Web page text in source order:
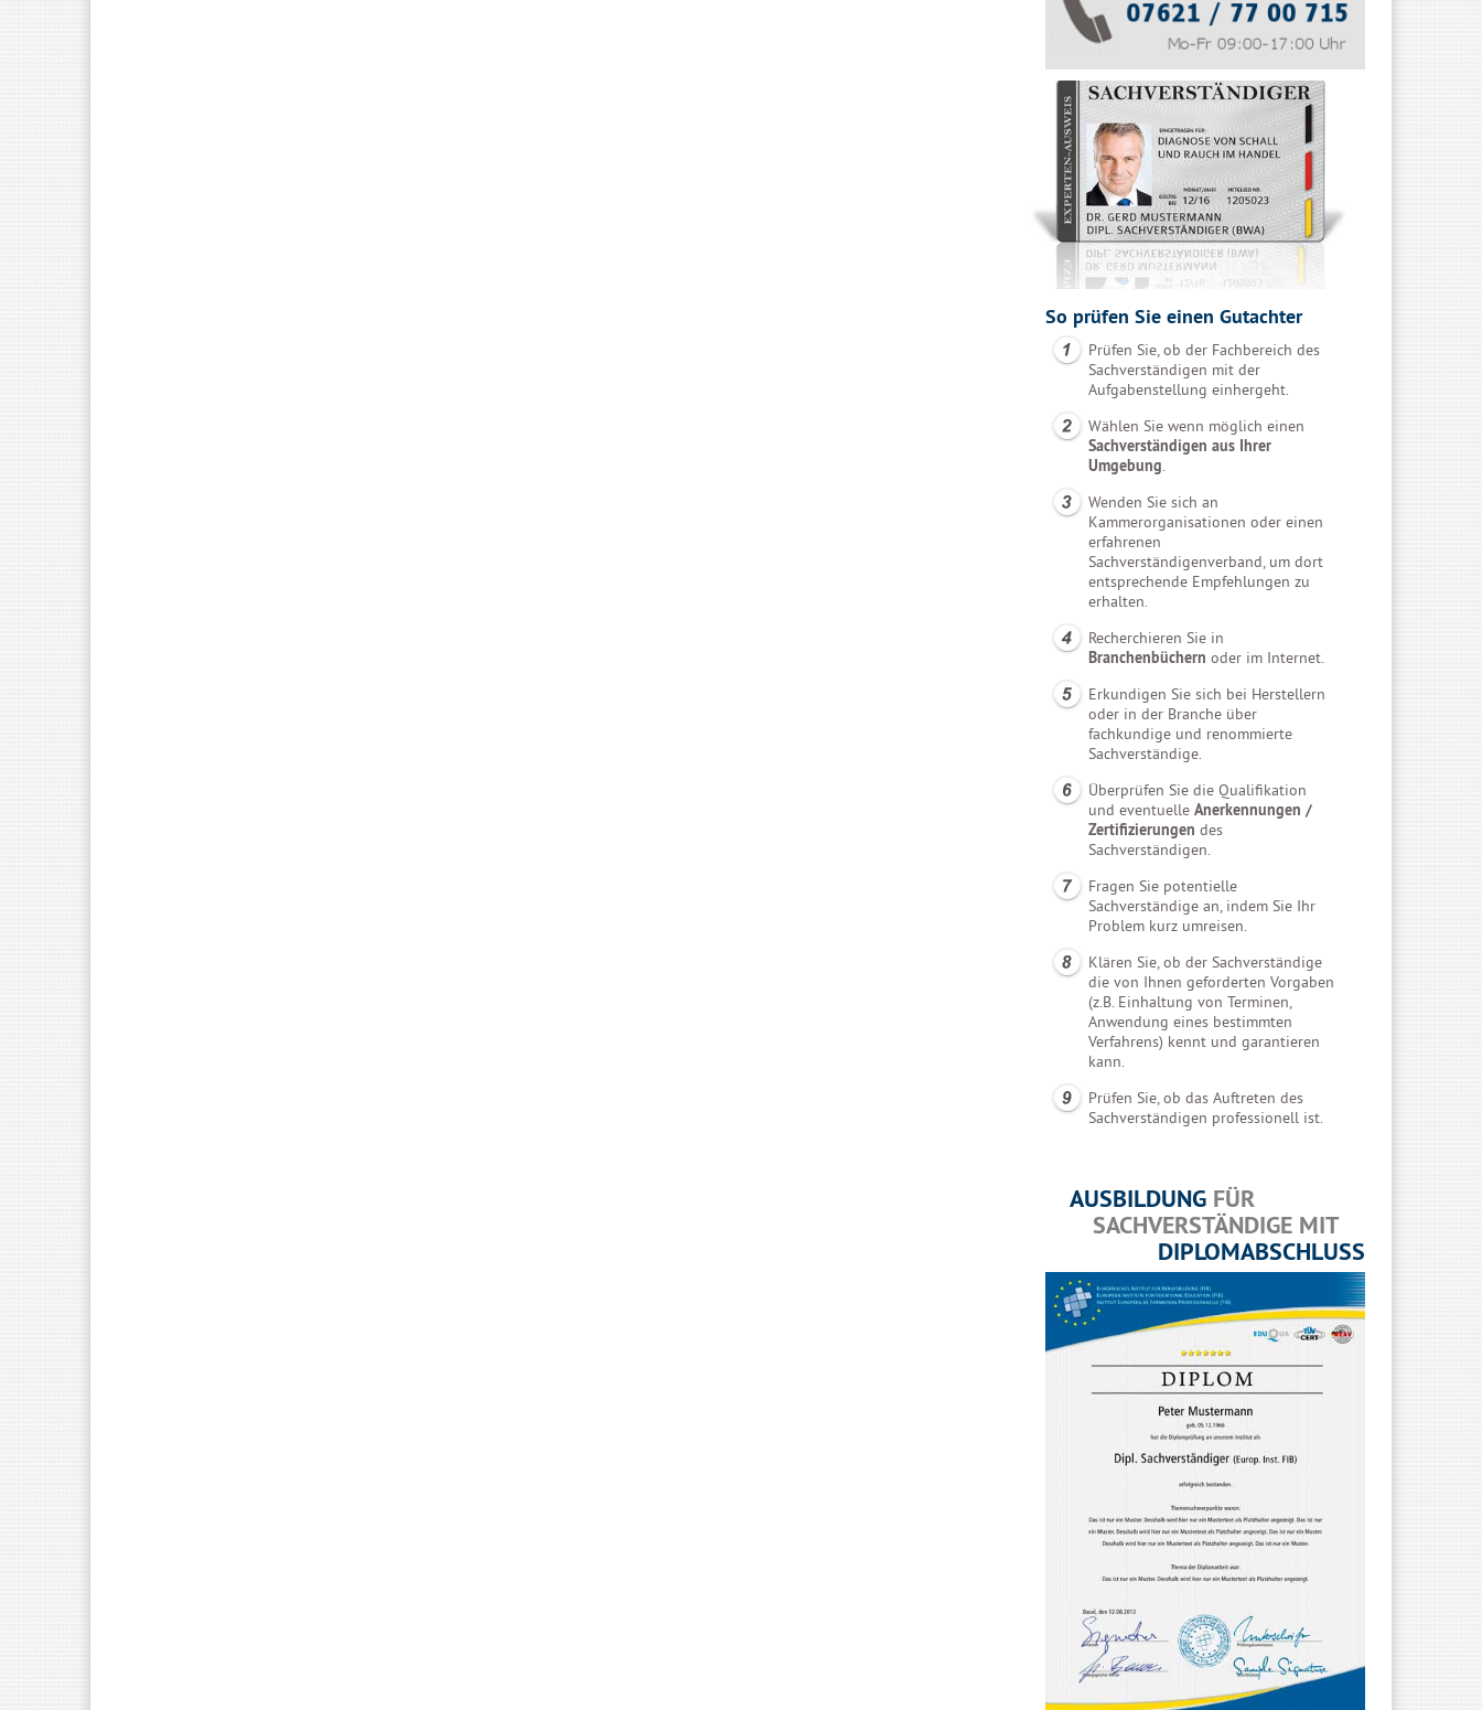
So prüfen Sie einen Gutachter
Prüfen Sie, ob der Fachbereich des
Sachverständigen mit der
Aufgabenstellung einhergeht.
Wählen Sie wenn möglich einen
Sachverständigen aus Ihrer
Umgebung.
Wenden Sie sich an
Kammerorganisationen oder einen
erfahrenen
Sachverständigenverband, um dort
entsprechende Empfehlungen zu
erhalten.
Recherchieren Sie in
Branchenbüchern oder im Internet.
Erkundigen Sie sich bei Herstellern
oder in der Branche über
fachkundige und renommierte
Sachverständige.
Überprüfen Sie die Qualifikation
und eventuelle Anerkennungen /
Zertifizierungen des
Sachverständigen.
Fragen Sie potentielle
Sachverständige an, indem Sie Ihr
Problem kurz umreisen.
Klären Sie, ob der Sachverständige
die von Ihnen geforderten Vorgaben
(z.B. Einhaltung von Terminen,
Anwendung eines bestimmten
Verfahrens) kennt und garantieren
kann.
Prüfen Sie, ob das Auftreten des
Sachverständigen professionell ist.
AUSBILDUNG FÜR
SACHVERSTÄNDIGE MIT
DIPLOMABSCHLUSS